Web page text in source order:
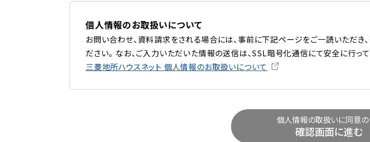
個人情報のお取扱いについて
お問い合わせ、資料請求をされる場合には、事前に下記ページをご一読いただき
ださい。 なお、ご入力いただいた情報の送信は、SSL暗号化通信にて安全に行って
三菱地所ハウスネット 個人情報のお取扱いについて
個人情報の取扱いに同意の
確認画面に進む